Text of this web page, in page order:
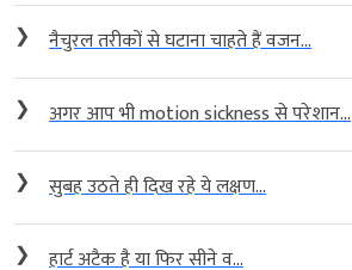
❯ नैचुरल तरीकों से घटाना चाहते हैं वजन...
❯ अगर आप भी motion sickness से परेशान...
❯ सुबह उठते ही दिख रहे ये लक्षण...
❯ हार्ट अटैक है या फिर सीने व...